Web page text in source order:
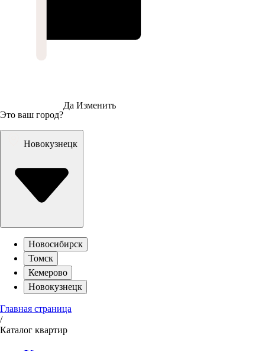
Это ваш город?
Да Изменить
Новокузнецк
Новосибирск
Томск
Кемерово
Новокузнецк
Главная страница
/
Каталог квартир